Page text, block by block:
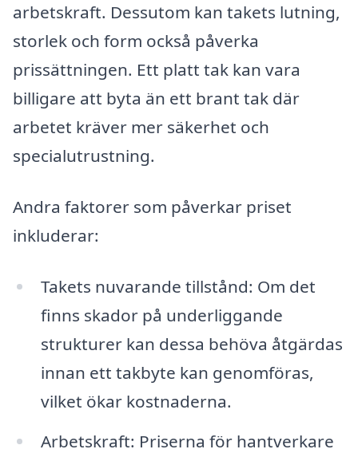
arbetskraft. Dessutom kan takets lutning,
storlek och form också påverka
prissättningen. Ett platt tak kan vara
billigare att byta än ett brant tak där
arbetet kräver mer säkerhet och
specialutrustning.
Andra faktorer som påverkar priset
inkluderar:
Takets nuvarande tillstånd: Om det
finns skador på underliggande
strukturer kan dessa behöva åtgärdas
innan ett takbyte kan genomföras,
vilket ökar kostnaderna.
Arbetskraft: Priserna för hantverkare